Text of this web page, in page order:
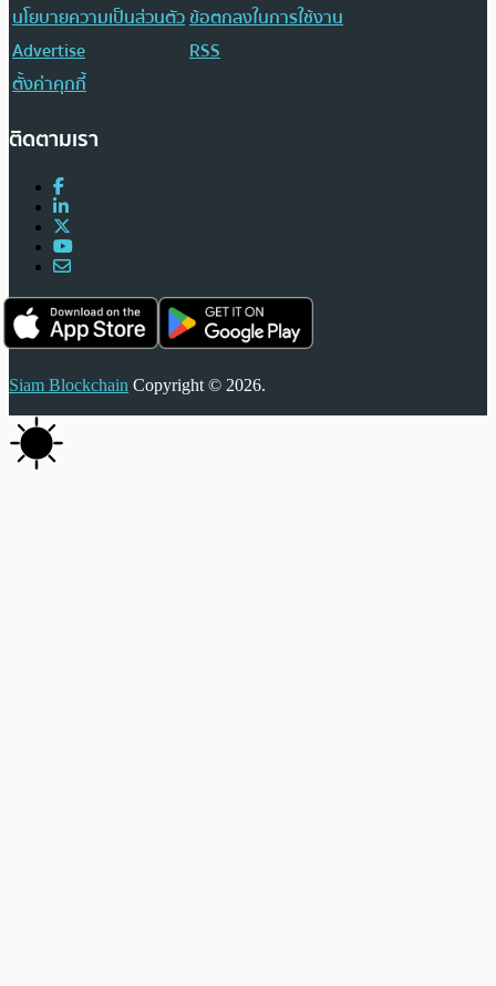
นโยบายความเป็นส่วนตัวข้อตกลงในการใช้งาน
Advertise
RSS
ตั้งค่าคุกกี้
ติดตามเรา
Siam Blockchain Copyright © 2026.